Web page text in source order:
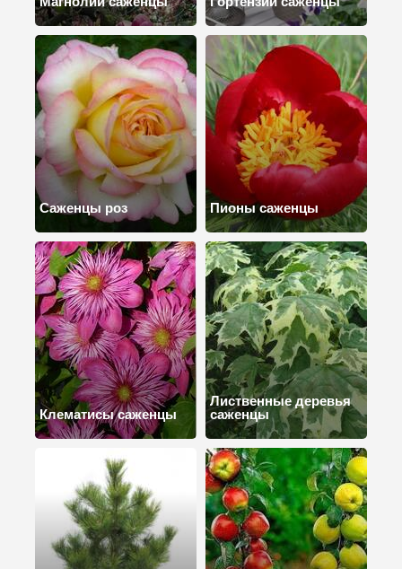
Саженцы роз Пионы саженцы
Клематисы саженцы
Лиственные деревья
саженцы